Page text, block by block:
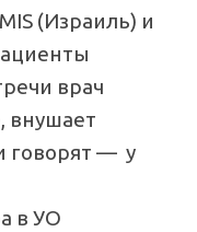
(Израиль) и
врач
внушает
говорят — у
в УО